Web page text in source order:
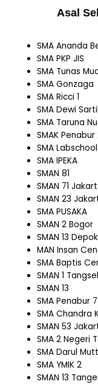
Asal
SMA Ananda
SMA PKP JIS
SMA Tunas
SMA Gonzaga
SMA Ricci 1
SMA Dewi
SMA Taruna
SMAK Penabur
SMA
SMA IPEKA
SMAN 81
SMAN 71
SMAN 23
SMA PUSAKA
SMAN 2 Bogor
SMAN 13 Depok
MAN Insan
SMA Baptis
SMAN 1 Tangsel
SMAN 13
SMA Penabur
SMA Chandra
SMAN 53
SMA 2 Negeri
SMA Darul
SMA YMIK 2
SMAN 13